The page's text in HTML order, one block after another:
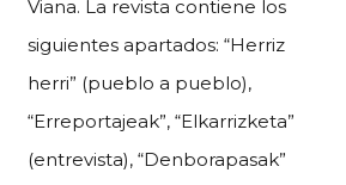
Viana. La revista contiene los
siguientes apartados: “Herriz
herri” (pueblo a pueblo),
“Erreportajeak”, “Elkarrizketa”
(entrevista), “Denborapasak”